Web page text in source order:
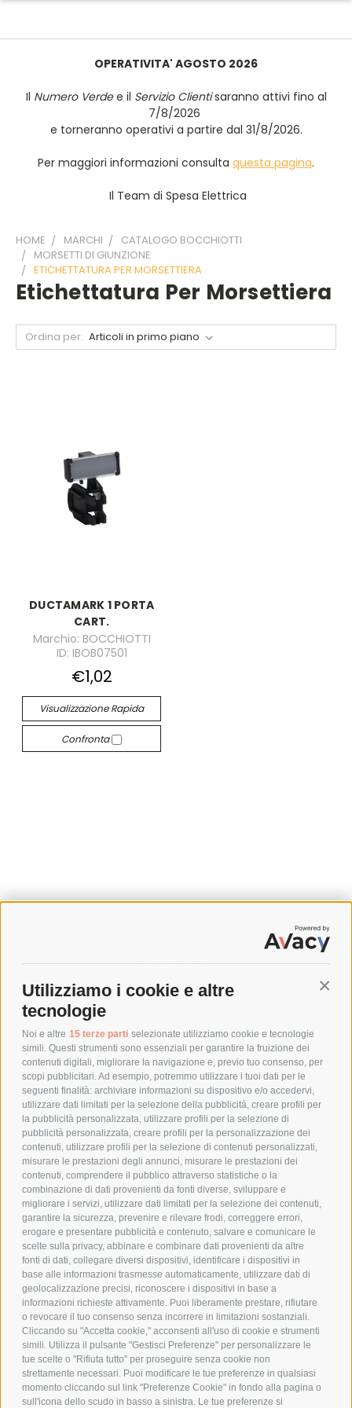
Utilizziamo i cookie e altre
tecnologie
Noi e altre 15 terze parti selezionate utilizziamo cookie e tecnologie
simili. Questi strumenti sono essenziali per garantire la fruizione dei
contenuti digitali, migliorare la navigazione e, previo tuo consenso, per
scopi pubblicitari. Ad esempio, potremmo utilizzare i tuoi dati per le
seguenti finalità: archiviare informazioni su dispositivo e/o accedervi,
utilizzare dati limitati per la selezione della pubblicità, creare profili per
la pubblicità personalizzata, utilizzare profili per la selezione di
pubblicità personalizzata, creare profili per la personalizzazione dei
contenuti, utilizzare profili per la selezione di contenuti personalizzati,
misurare le prestazioni degli annunci, misurare le prestazioni dei
contenuti, comprendere il pubblico attraverso statistiche o la
combinazione di dati provenienti da fonti diverse, sviluppare e
migliorare i servizi, utilizzare dati limitati per la selezione dei contenuti,
garantire la sicurezza, prevenire e rilevare frodi, correggere errori,
erogare e presentare pubblicità e contenuto, salvare e comunicare le
scelte sulla privacy, abbinare e combinare dati provenienti da altre
fonti di dati, collegare diversi dispositivi, identificare i dispositivi in
base alle informazioni trasmesse automaticamente, utilizzare dati di
geolocalizzazione precisi, riconoscere i dispositivi in base a
informazioni richieste attivamente. Puoi liberamente prestare, rifiutare
o revocare il tuo consenso senza incorrere in limitazioni sostanziali.
Cliccando su "Accetta cookie," acconsenti all'uso di cookie e strumenti
simili. Utilizza il pulsante "Gestisci Preferenze" per personalizzare le
tue scelte o "Rifiuta tutto" per proseguire senza cookie non
strettamente necessari. Puoi modificare le tue preferenze in qualsiasi
momento cliccando sul link "Preferenze Cookie" in fondo alla pagina o
sull'icona dello scudo in basso a sinistra. Le tue preferenze si
OPERATIVITA' AGOSTO 2026
Il Numero Verdee il Servizio Clientisaranno attivi fino al
7/8/2026
e torneranno operativi a partire dal 31/8/2026.
Per maggiori informazioni consulta questa pagina.
Il Team di Spesa Elettrica
HOME MARCHI
CATALOGO BOCCHIOTTI
MORSETTI DI GIUNZIONE
ETICHETTATURA PER MORSETTIERA
Etichettatura Per Morsettiera
Ordina per:
DUCTAMARK 1 PORTA
CART.
Marchio: BOCCHIOTTI
ID: IBOB07501
€1,02
Visualizzazione Rapida
Confronta
SPEDIZIONI
COSTI DI SPEDIZIONE
POLITICA DI RESO
POLICY
PRIVACY POLICY
COOKIE POLICY
PAGAMENTI SICURI
AZIENDA
CHI SIAMO
MARCHI TRATTATI
CONDOMINI
Bonifico
Bancario